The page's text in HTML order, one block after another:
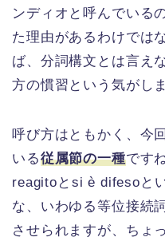
ンディオと呼んでいる
た理由があるわけでは
ば、分詞構文とは言え
方の慣習という気がしま
呼び方はともかく、今
いる従属節の一種です
reagitoとsi è difesoと
な、いわゆる等位接続
させられますが、ちょ